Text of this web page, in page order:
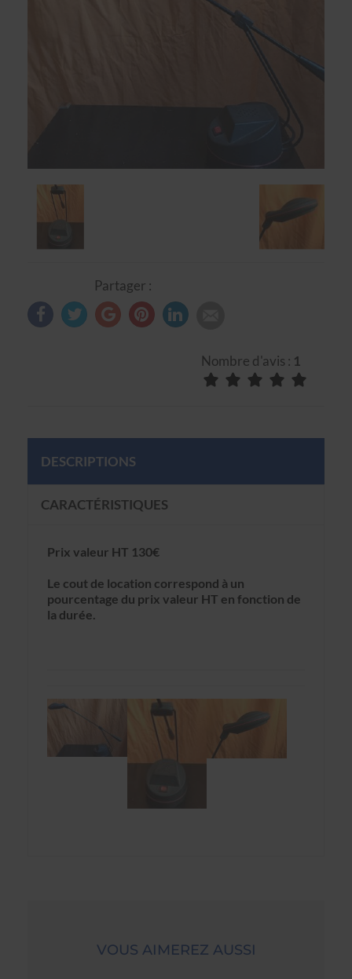
Partager :
Nombre d'avis : 1
DESCRIPTIONS
CARACTÉRISTIQUES
Prix valeur HT 130€
Le cout de location correspond à un
pourcentage du prix valeur HT en fonction de
la durée.
VOUS AIMEREZ AUSSI